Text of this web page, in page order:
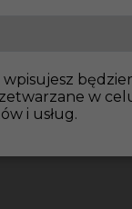
w
i usług.